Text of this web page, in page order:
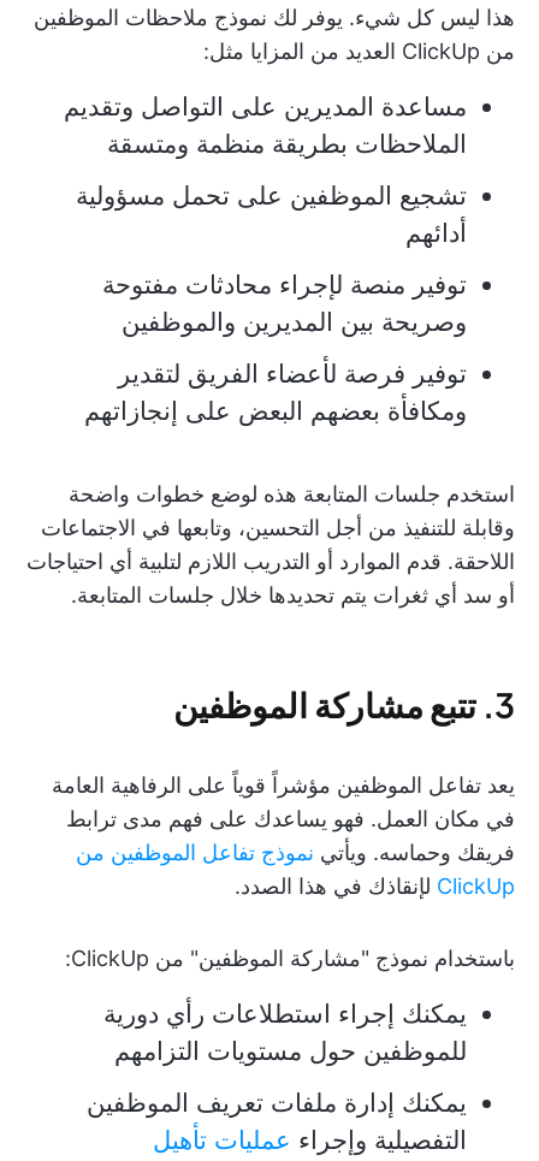
هذا ليس كل شيء. يوفر لك نموذج ملاحظات الموظفين
من ClickUp العديد من المزايا مثل:
مساعدة المديرين على التواصل وتقديم
الملاحظات بطريقة منظمة ومتسقة
تشجيع الموظفين على تحمل مسؤولية
أدائهم
توفير منصة لإجراء محادثات مفتوحة
وصريحة بين المديرين والموظفين
توفير فرصة لأعضاء الفريق لتقدير
ومكافأة بعضهم البعض على إنجازاتهم
استخدم جلسات المتابعة هذه لوضع خطوات واضحة
وقابلة للتنفيذ من أجل التحسين، وتابعها في الاجتماعات
اللاحقة. قدم الموارد أو التدريب اللازم لتلبية أي احتياجات
أو سد أي ثغرات يتم تحديدها خلال جلسات المتابعة.
3. تتبع مشاركة الموظفين
يعد تفاعل الموظفين مؤشراً قوياً على الرفاهية العامة
في مكان العمل. فهو يساعدك على فهم مدى ترابط
فريقك وحماسه. ويأتي نموذج تفاعل الموظفين من
ClickUp لإنقاذك في هذا الصدد.
باستخدام نموذج "مشاركة الموظفين" من ClickUp:
يمكنك إجراء استطلاعات رأي دورية
للموظفين حول مستويات التزامهم
يمكنك إدارة ملفات تعريف الموظفين
التفصيلية وإجراء عمليات تأهيل